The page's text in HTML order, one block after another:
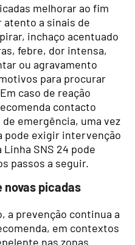
melhorar ao fim
atento a sinais de
inchaço acentuado
febre, dor intensa,
ou agravamento
para procurar
caso de reação
contacto
emergência, uma vez
pode exigir intervenção
SNS 24 pode
passos a seguir.
novas picadas
a prevenção continua a
em contextos
nas zonas